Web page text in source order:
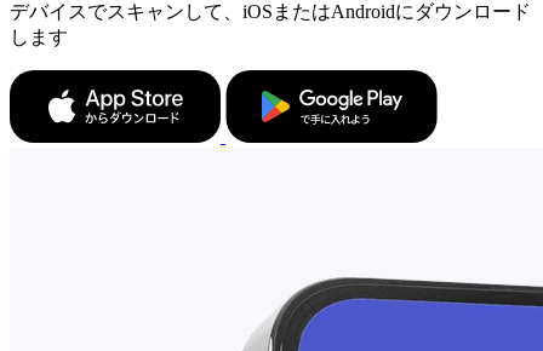
デバイスでスキャンして、iOSまたはAndroidにダウンロード
します